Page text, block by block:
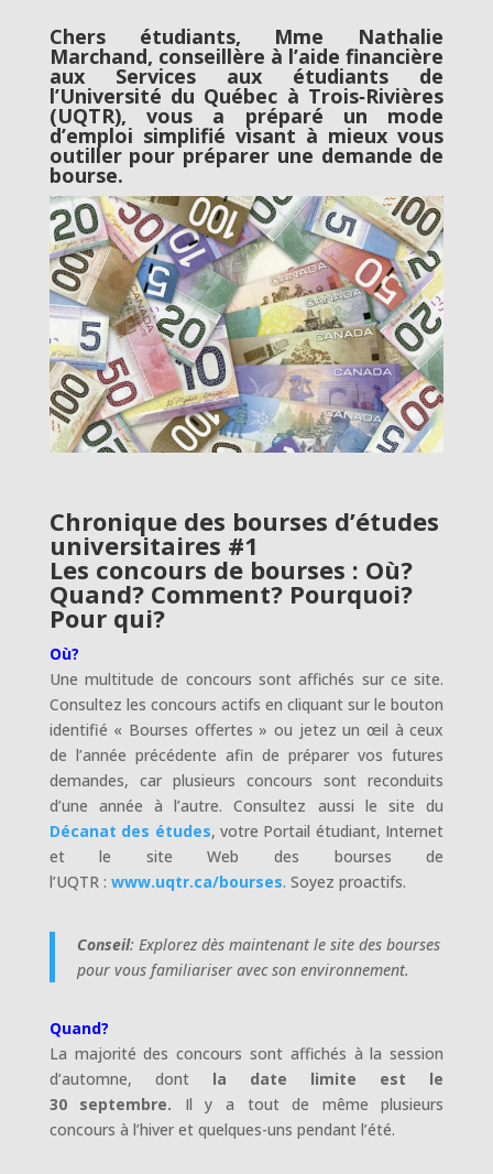
Chers étudiants, Mme Nathalie
Marchand, conseillère à l’aide financière
aux Services aux étudiants de
l’Université du Québec à Trois‑Rivières
(UQTR), vous a préparé un mode
d’emploi simplifié visant à mieux vous
outiller pour préparer une demande de
bourse.
Chronique des bourses d’études
universitaires #1
Les concours de bourses : Où?
Quand? Comment? Pourquoi?
Pour qui?
Où?
Une multitude de concours sont affichés sur ce site.
Consultez les concours actifs en cliquant sur le bouton
identifié « Bourses offertes » ou jetez un œil à ceux
de l’année précédente afin de préparer vos futures
demandes, car plusieurs concours sont reconduits
d’une année à l’autre. Consultez aussi le site du
Décanat des études, votre Portail étudiant, Internet
et le site Web des bourses de
l’UQTR : www.uqtr.ca/bourses. Soyez proactifs.
Conseil: Explorez dès maintenant le site des bourses
pour vous familiariser avec son environnement.
Quand?
La majorité des concours sont affichés à la session
d’automne, dont la date limite est le
30 septembre. Il y a tout de même plusieurs
concours à l’hiver et quelques-uns pendant l’été.